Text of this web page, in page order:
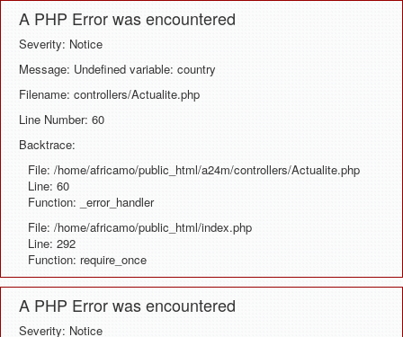
A PHP Error was encountered
Severity: Notice
Message: Undefined variable: country
Filename: controllers/Actualite.php
Line Number: 60
Backtrace:
File: /home/africamo/public_html/a24m/controllers/Actualite.php
Line: 60
Function: _error_handler
File: /home/africamo/public_html/index.php
Line: 292
Function: require_once
A PHP Error was encountered
Severity: Notice